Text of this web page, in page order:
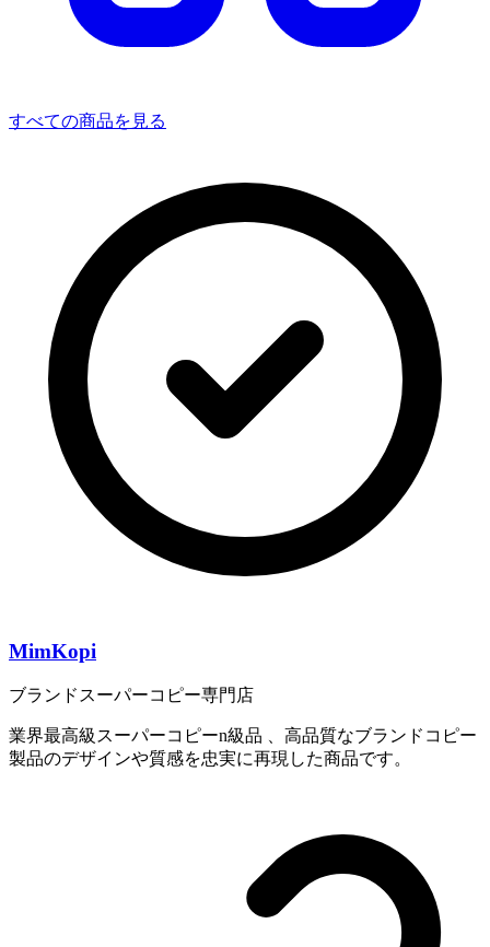
すべての商品を見る
MimKopi
ブランドスーパーコピー専門店
業界最高級スーパーコピーn級品 、高品質なブランドコピー
製品のデザインや質感を忠実に再現した商品です。